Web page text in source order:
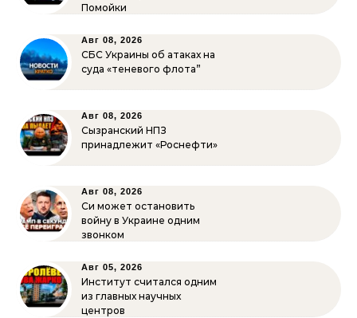
Помойки
Авг 08, 2026
СБС Украины об атаках на
суда «теневого флота”
Авг 08, 2026
Сызранский НПЗ
принадлежит «Роснефти»
Авг 08, 2026
Си может остановить
войну в Украине одним
звонком
Авг 05, 2026
Институт считался одним
из главных научных
центров